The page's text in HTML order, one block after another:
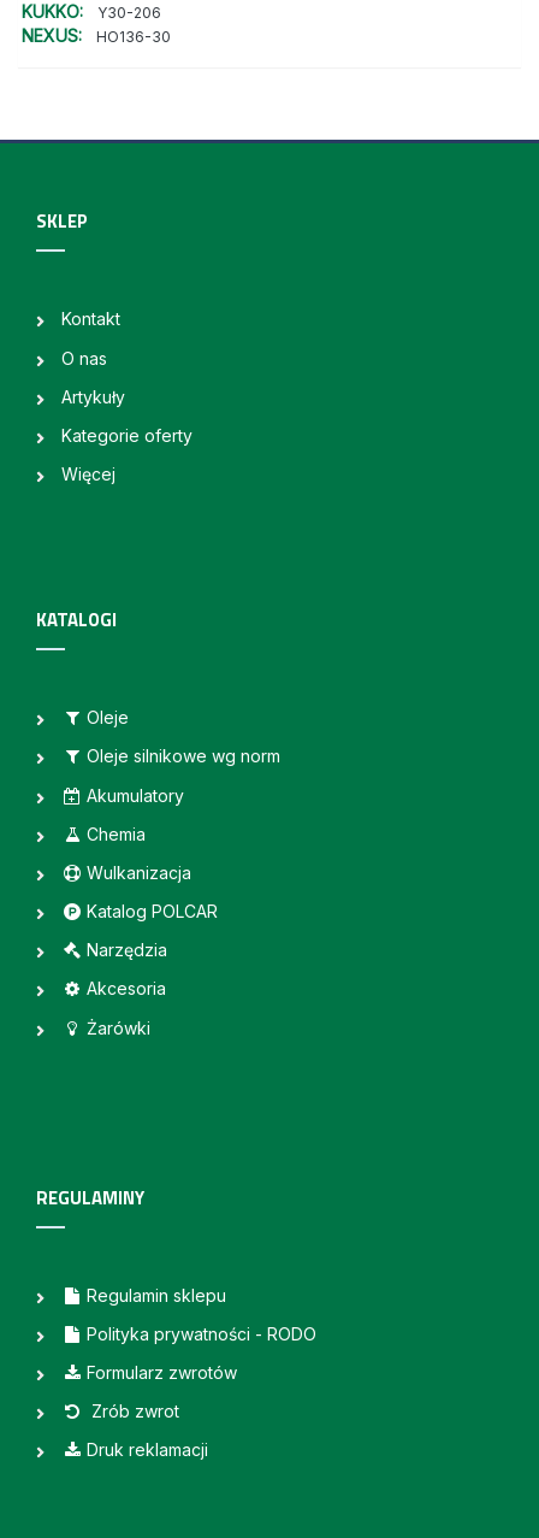
KUKKO: Y30-206
NEXUS: HO136-30
SKLEP
Kontakt
O nas
Artykuły
Kategorie oferty
Więcej
KATALOGI
Oleje
Oleje silnikowe wg norm
Akumulatory
Chemia
Wulkanizacja
Katalog POLCAR
Narzędzia
Akcesoria
Żarówki
REGULAMINY
Regulamin sklepu
Polityka prywatności - RODO
Formularz zwrotów
Zrób zwrot
Druk reklamacji